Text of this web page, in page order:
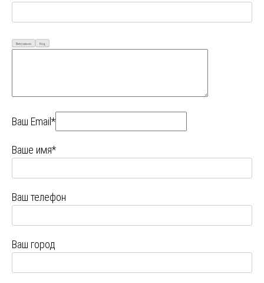
Визуально Код
Ваш Email*
Ваше имя*
Ваш телефон
Ваш город